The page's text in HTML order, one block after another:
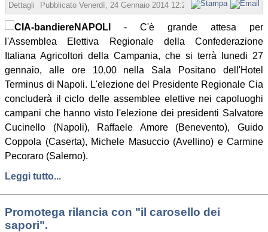
Dettagli Pubblicato Venerdì, 24 Gennaio 2014 12:23 Scritto da Redazione
NAPOLI
- C'è grande attesa per
l'Assemblea Elettiva Regionale della Confederazione
Italiana Agricoltori della Campania, che si terrà lunedi 27
gennaio, alle ore 10,00 nella Sala Positano dell'Hotel
Terminus di Napoli. L'elezione del Presidente Regionale Cia
concluderà il ciclo delle assemblee elettive nei capoluoghi
campani che hanno visto l'elezione dei presidenti Salvatore
Cucinello (Napoli), Raffaele Amore (Benevento), Guido
Coppola (Caserta), Michele Masuccio (Avellino) e Carmine
Pecoraro (Salerno).
Leggi tutto...
Promotega rilancia con "il carosello dei
sapori".